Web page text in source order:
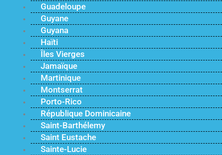
Guadeloupe
Guyane
Guyana
Haïti
Îles Vierges
Jamaïque
Martinique
Montserrat
Porto-Rico
République Dominicaine
Saint-Barthélemy
Saint Eustache
Sainte-Lucie